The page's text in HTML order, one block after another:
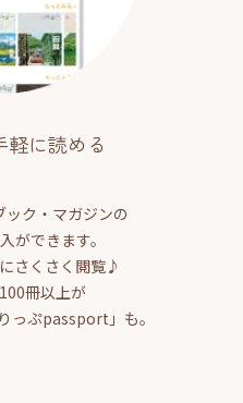
に読める
ック・マガジンの
ができます。
さくさく閲覧♪
冊以上が
っぷpassport」も。